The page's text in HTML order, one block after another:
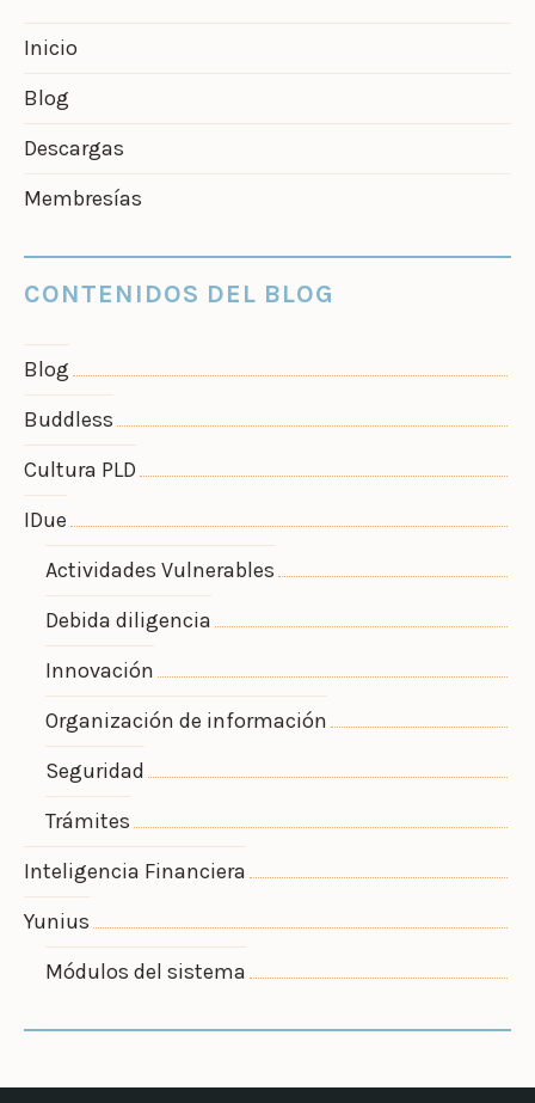
Inicio
Blog
Descargas
Membresías
CONTENIDOS DEL BLOG
Blog
Buddless
Cultura PLD
IDue
Actividades Vulnerables
Debida diligencia
Innovación
Organización de información
Seguridad
Trámites
Inteligencia Financiera
Yunius
Módulos del sistema